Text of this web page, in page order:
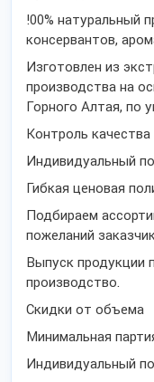
!00% натуральный
консервантов,
Изготовлен из
производства на
Горного Алтая, по
Контроль
Индивидуальный
Гибкая ценовая
Подбираем
пожеланий
Выпуск продукции
производство.
Скидки от объема
Минимальная
Индивидуальный